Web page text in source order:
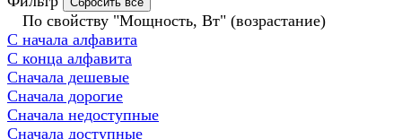
По свойству "Мощность, Вт" (возрастание)
С начала алфавита
С конца алфавита
Сначала дешевые
Сначала дорогие
Сначала недоступные
Сначала доступные